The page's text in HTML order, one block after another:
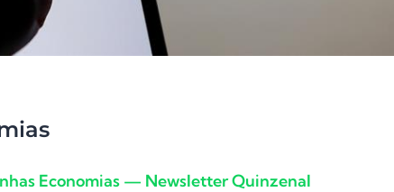
Economias — Newsletter Quinzenal